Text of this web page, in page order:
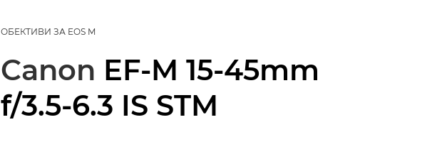
ОБЕКТИВИ ЗА EOS M
Canon EF-M 15-45mm
f/3.5-6.3 IS STM